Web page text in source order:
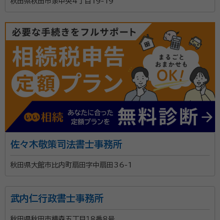
佐々木敬策司法書士事務所
秋田県大館市比内町扇田字中扇田36-1
武内仁行政書士事務所